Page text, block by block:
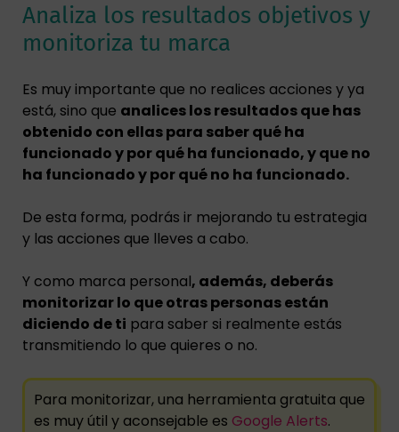
Analiza los resultados objetivos y
monitoriza tu marca
Es muy importante que no realices acciones y ya
está, sino que analices los resultados que has
obtenido con ellas para saber qué ha
funcionado y por qué ha funcionado, y que no
ha funcionado y por qué no ha funcionado.
De esta forma, podrás ir mejorando tu estrategia
y las acciones que lleves a cabo.
Y como marca personal, además, deberás
monitorizar lo que otras personas están
diciendo de ti para saber si realmente estás
transmitiendo lo que quieres o no.
Para monitorizar, una herramienta gratuita que
es muy útil y aconsejable es Google Alerts.